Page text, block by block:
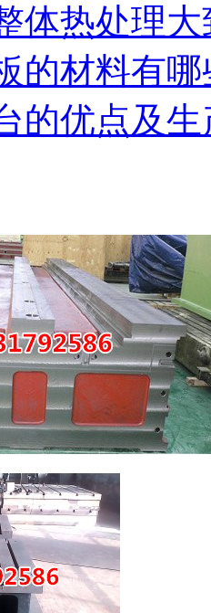
体热处理
的材料有
的优点及